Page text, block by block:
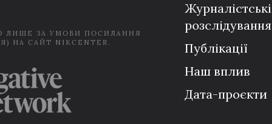
ЛИШЕ ЗА УМОВИ ПОСИЛАННЯ
НА САЙТ NIKCENTER.
Журналістські
розслідування
Публікації
Наш вплив
Дата-проєкти